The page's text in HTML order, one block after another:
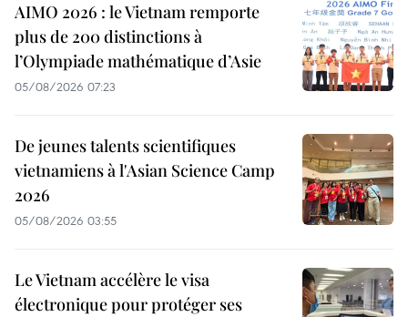
AIMO 2026 : le Vietnam remporte
plus de 200 distinctions à
l’Olympiade mathématique d’Asie
05/08/2026 07:23
De jeunes talents scientifiques
vietnamiens à l'Asian Science Camp
2026
05/08/2026 03:55
Le Vietnam accélère le visa
électronique pour protéger ses